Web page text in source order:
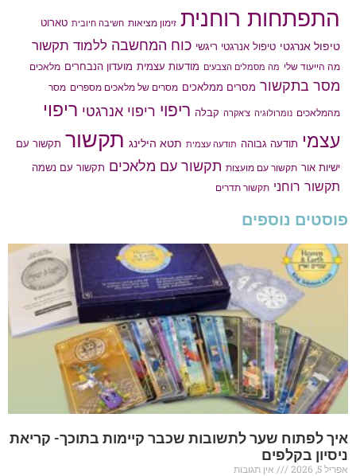
התפתחות רוחנית זימון מציאות חשיבה חיובית טארוט
טיפול אנרגטי טיפול אנרגטי ריגשי כוח המחשבה ללמוד תקשור
מה הייעוד שלי מה מסמלים הצבעים מודעות עצמית מועדון הנבחרים מלאכים
מסר בתקשור מסרים ממלאכים מסרים של מלאכים מספרים מסר
מהמלאכים נומרולוגיה צ'אקרה קבלה ריפוי ריפוי אנרגטי ריפוי
עצמי תודעה גבוהה תודעה עצמית תטא הילינג תקשור תקשור עם
ישיות אור תקשור עם מועצות תקשור עם מלאכים תקשור עם נשמה
תקשור רוחני תקשור תדרים
פוסטים נוספים
איך לפתוח שער לתשובות שכבר קיימות בתוכך- קריאת
ניסיון בקלפים
אפריל 5, 2026
אין תגובות